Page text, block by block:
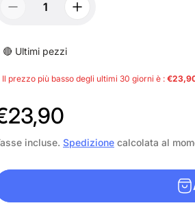
🔴 Ultimi pezzi
Il prezzo più basso degli ultimi 30 giorni è :
e
incluse. Spedizione calcolata al